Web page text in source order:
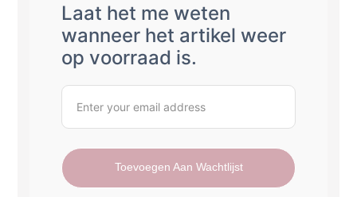
Laat het me weten
wanneer het artikel weer
op voorraad is.
Toevoegen Aan Wachtlijst